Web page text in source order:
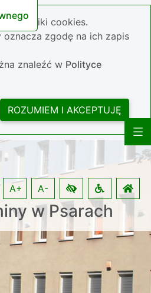
pliki cookies.
zgodę na ich zapis
znaleźć w Polityce
ROZUMIEM I AKCEPTUJĘ
w Psarach
A+ A-